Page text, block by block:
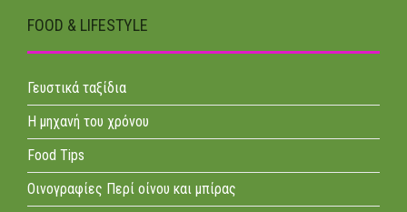
FOOD & LIFESTYLE
Γευστικά ταξίδια
Η μηχανή του χρόνου
Food Tips
Οινογραφίες Περί οίνου και μπίρας